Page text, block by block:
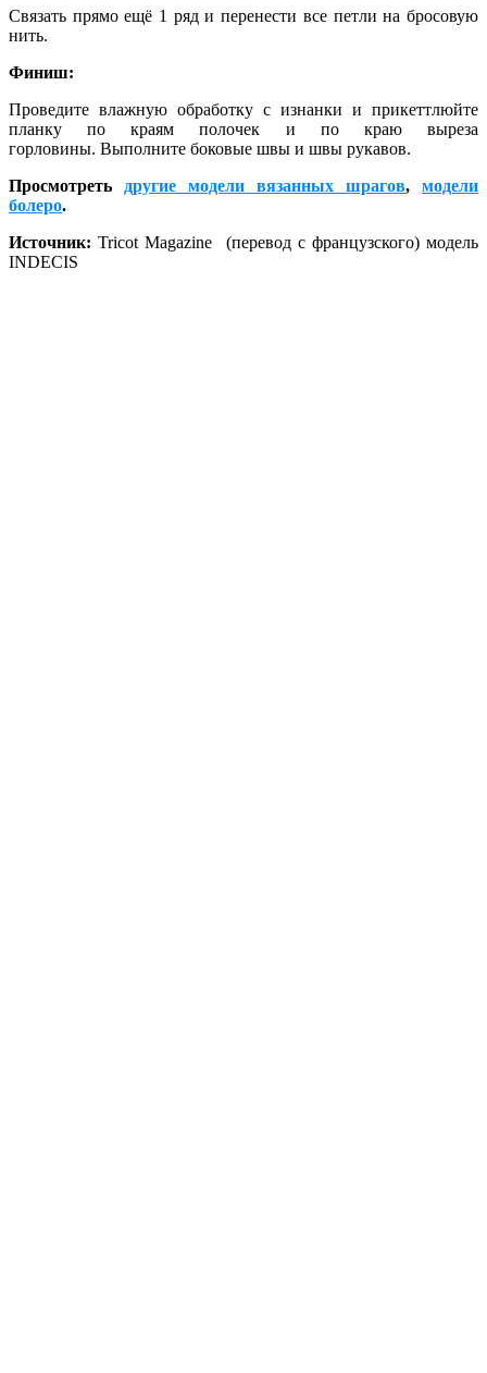
Связать прямо ещё 1 ряд и перенести все петли на бросовую
нить.
Финиш:
Проведите влажную обработку с изнанки и прикеттлюйте
планку по краям полочек и по краю выреза
горловины. Выполните боковые швы и швы рукавов.
Просмотреть другие модели вязанных шрагов, модели
болеро.
Источник: Tricot Magazine (перевод с французского) модель
INDECIS